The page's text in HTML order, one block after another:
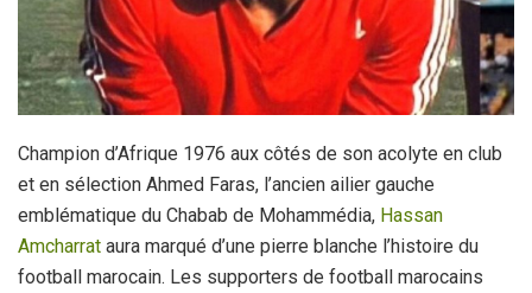
Champion d’Afrique 1976 aux côtés de son acolyte en club
et en sélection Ahmed Faras, l’ancien ailier gauche
emblématique du Chabab de Mohammédia, Hassan
Amcharrat aura marqué d’une pierre blanche l’histoire du
football marocain. Les supporters de football marocains